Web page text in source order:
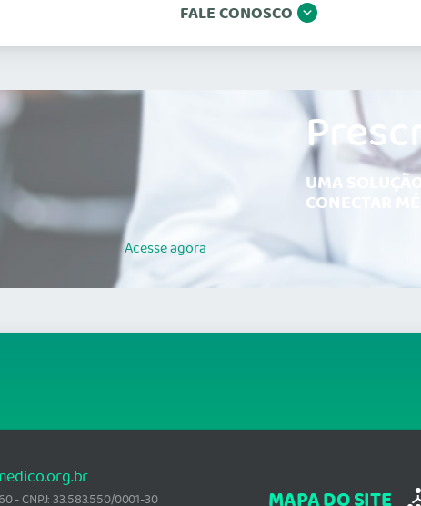
FALE CONOSCO
Acesseagora
UMA
CONECTAR
- CNPJ: 33.583.550/0001-30